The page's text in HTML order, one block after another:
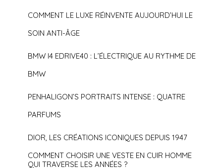
COMMENT LE LUXE RÉINVENTE AUJOURD’HUI LE
SOIN ANTI-ÂGE
BMW I4 EDRIVE40 : L’ÉLECTRIQUE AU RYTHME DE
BMW
PENHALIGON’S PORTRAITS INTENSE : QUATRE
PARFUMS
DIOR, LES CRÉATIONS ICONIQUES DEPUIS 1947
COMMENT CHOISIR UNE VESTE EN CUIR HOMME
QUI TRAVERSE LES ANNÉES ?